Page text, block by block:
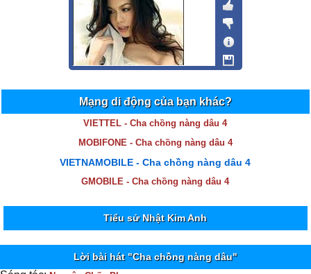
Mạng di động của bạn khác?
VIETTEL - Cha chồng nàng dâu 4
MOBIFONE - Cha chồng nàng dâu 4
VIETNAMOBILE - Cha chồng nàng dâu 4
GMOBILE - Cha chồng nàng dâu 4
Tiểu sử Nhật Kim Anh
Lời bài hát "Cha chồng nàng dâu"